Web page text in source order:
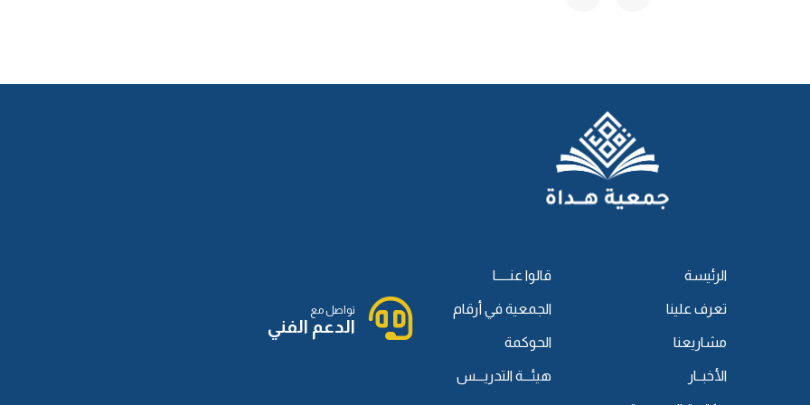
ذكرها أهل العلم -رحمهم الله تعالى-، هل الأولى للإنسان
الرخيص، وهذه لا يعرفها كثير من الناس، لماذا؟
في عينه، وهذا بخلاف الرديء الرخيص، يقولون: إن انفك من
بحثها.
بيعًا، وسُميَ البيع بيعًا؛ لأنه مأخوذ من مَدِّ الباع؛ لأنه يأخذ شيئًا
يأتي بمعنى: الملك، ويأتي بمعنى: الأخذ، فكلاهما بمعنى
ما جاء في مذهب الحنابلة: "مبادلة مال ولو في الذمة أو
الدرس السادس عشر
الرئيسة
تعرف علينا
مشاريعنا
الأخبــار
قالوا عنـــــا
الجمعية في أرقام
الحوكمة
هيئـــة التدريـــس
تواصل مع
الدعم الفني